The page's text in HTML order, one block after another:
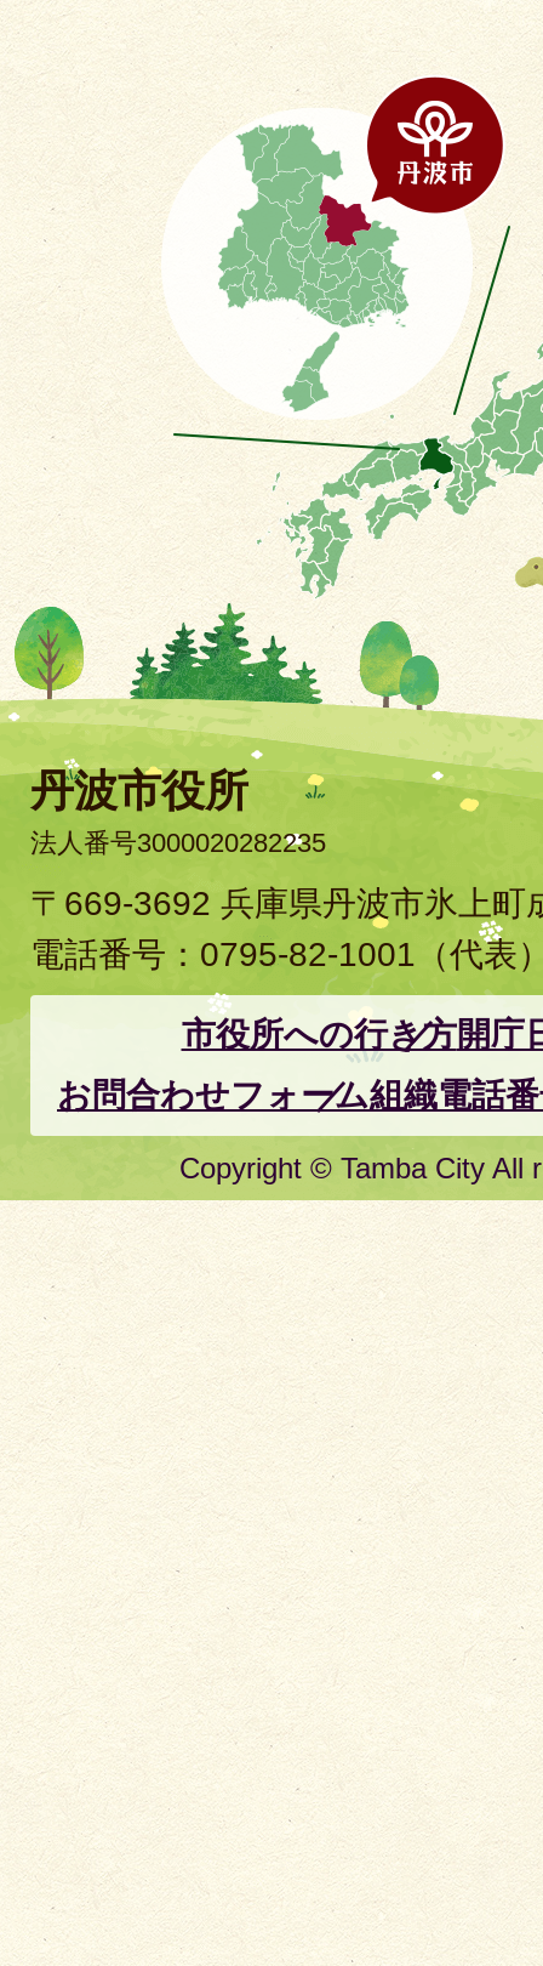
丹波市役所
法人番号3000020282235
〒669-3692 兵庫県丹波市氷上町
電話番号： 0795-82-1001 （代表
市役所への行き方開庁
お問合わせフォーム組織電話
Copyright © Tamba City All